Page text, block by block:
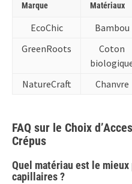
Marque Matériaux
EcoChic Bambou
GreenRoots
Coton
NatureCraft Chanvre
FAQ sur le Choix
Crépus
Quel matériau est le
capillaires ?